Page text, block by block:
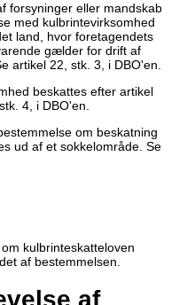
forsyninger eller mandskab
med kulbrintevirksomhed
land, hvor foretagendets
gælder for drift af
artikel 22, stk. 3, i DBO'en.
beskattes efter artikel
4, i DBO'en.
om beskatning
ud af et sokkelområde. Se
kulbrinteskatteloven
af bestemmelsen.
af